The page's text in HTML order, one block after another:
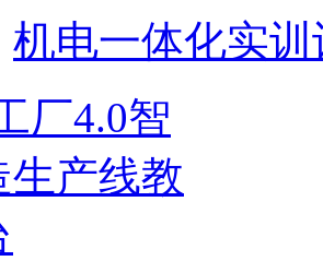
机电一体化实训